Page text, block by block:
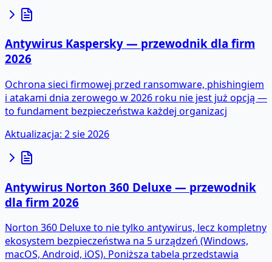
Antywirus Kaspersky — przewodnik dla firm
2026
Ochrona sieci firmowej przed ransomware, phishingiem
i atakami dnia zerowego w 2026 roku nie jest już opcją —
to fundament bezpieczeństwa każdej organizacj
Aktualizacja: 2 sie 2026
Antywirus Norton 360 Deluxe — przewodnik
dla firm 2026
Norton 360 Deluxe to nie tylko antywirus, lecz kompletny
ekosystem bezpieczeństwa na 5 urządzeń (Windows,
macOS, Android, iOS). Poniższa tabela przedstawia